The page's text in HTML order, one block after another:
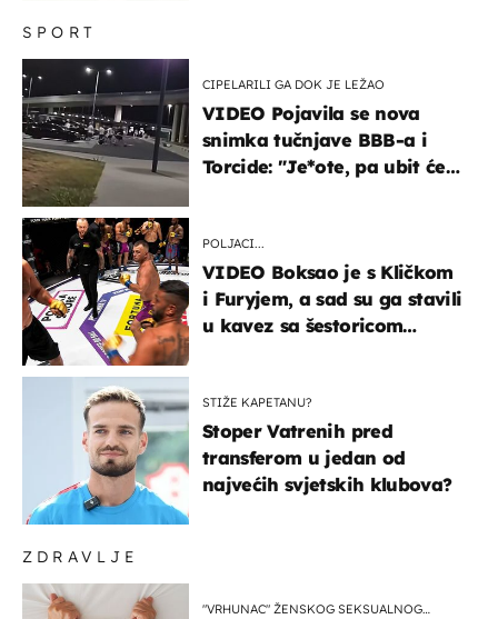
ZDRAVLJE
"VRHUNAC" ŽENSKOG SEKSUALNOG
SPORT
CIPELARILI GA DOK JE LEŽAO
VIDEO Pojavila se nova
snimka tučnjave BBB-a i
Torcide: "Je*ote, pa ubit će
POLJACI...
VIDEO Boksao je s Kličkom
i Furyjem, a sad su ga stavili
u kavez sa šestoricom
STIŽE KAPETANU?
Stoper Vatrenih pred
transferom u jedan od
najvećih svjetskih klubova?